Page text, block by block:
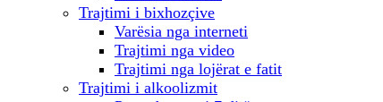
Trajtimi i bixhozçive
Varësia nga interneti
Trajtimi nga video
Trajtimi nga lojërat e fatit
Trajtimi i alkoolizmit